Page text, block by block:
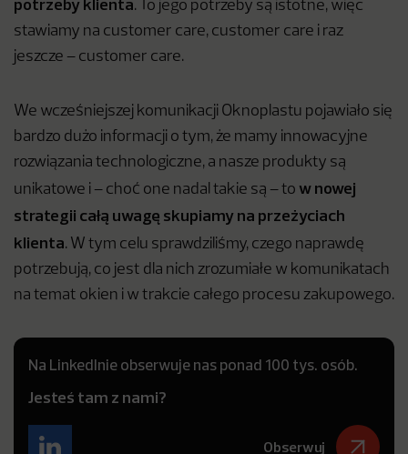
potrzeby klienta. To jego potrzeby są istotne, więc
stawiamy na customer care, customer care i raz
jeszcze – customer care.
We wcześniejszej komunikacji Oknoplastu pojawiało się
bardzo dużo informacji o tym, że mamy innowacyjne
rozwiązania technologiczne, a nasze produkty są
unikatowe i – choć one nadal takie są – to w nowej
strategii całą uwagę skupiamy na przeżyciach
klienta. W tym celu sprawdziliśmy, czego naprawdę
potrzebują, co jest dla nich zrozumiałe w komunikatach
na temat okien i w trakcie całego procesu zakupowego.
Na LinkedInie obserwuje nas ponad 100 tys. osób.
Jesteś tam z nami?
Obserwuj